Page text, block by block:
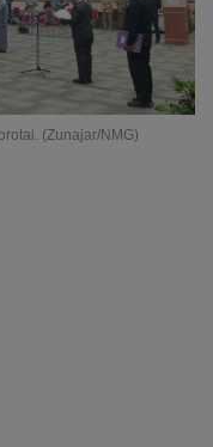
(Zunajar/NMG)